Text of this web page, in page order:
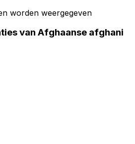
worden weergegeven
van Afghaanse afghani